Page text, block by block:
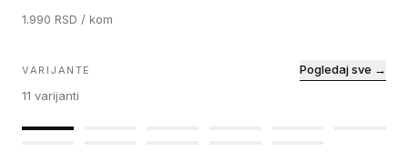
1.990 RSD / kom
VARIJANTE
11 varijanti
Pogledaj sve →